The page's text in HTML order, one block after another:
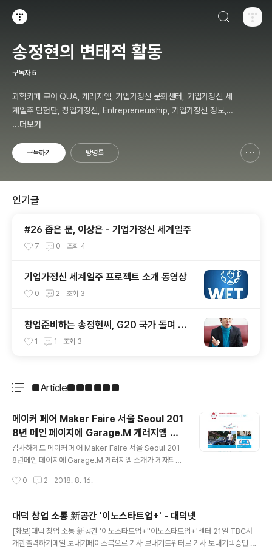
송정현의 변태적 활동
구독자 5
과학카페 쿠아 QUA, 게러지엠, 기업가정신 문화센터, 기업가정신 세
계일주 탐험단, 창업가정신, Entrepreneurship, 기업가정신 정보,
칼럼, 저자, 강사, 송정현, Budher Song
...더보기
구독하기 방명록
인기글
#26 좁은 문, 이상은 - 기업가정신 세계일주
7 0 조회 4
기업가정신 세계일주 프로젝트 소개 동영상
0 2 조회 3
창업준비하는 송정현씨, G20 국가 돌며 청
년CEO를 만나다 - 기업가정신 세계일주
1 1 조회 3
■Article■■■■■■
메이커 페어 Maker Faire 서울 Seoul 201
8년 메인 페이지에 Garage.M 게러지엠 기
사화
감사하게도 메이커 페어 Maker Faire 서울 Seoul 201
8년메인 페이지에 Garage.M 게러지엠 소개가 게재되었
0 2 2018. 8. 16.
대덕 창업 소통 新공간 '이노스타트업+' - 대덕넷
[화보]대덕 창업 소통 新공간 '이노스타트업+''이노스타트업+'센터 21일 TBC서
개관출력하기메일 보내기페이스북으로 기사 보내기트위터로 기사 보내기백승민 기